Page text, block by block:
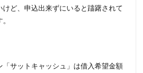
けど、申込出来ずにいると躊躇されて
「サットキャッシュ」は借入希望金額